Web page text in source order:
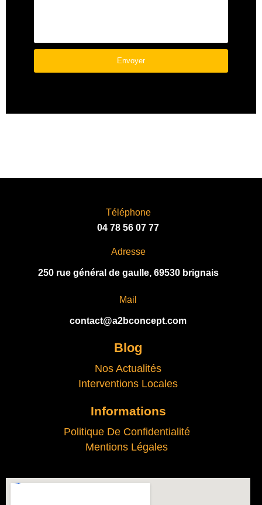
Envoyer
T
Téléphone
04 78 56 07 77
Adresse
250 rue général de gaulle, 69530 brignais
Mail
contact@a2bconcept.com
Blog
Nos Actualités
Interventions Locales
Informations
Politique De Confidentialité
Mentions Légales